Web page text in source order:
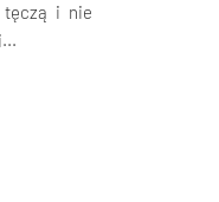
tęczą i nie